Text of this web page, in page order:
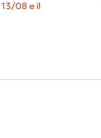
13/08 e il